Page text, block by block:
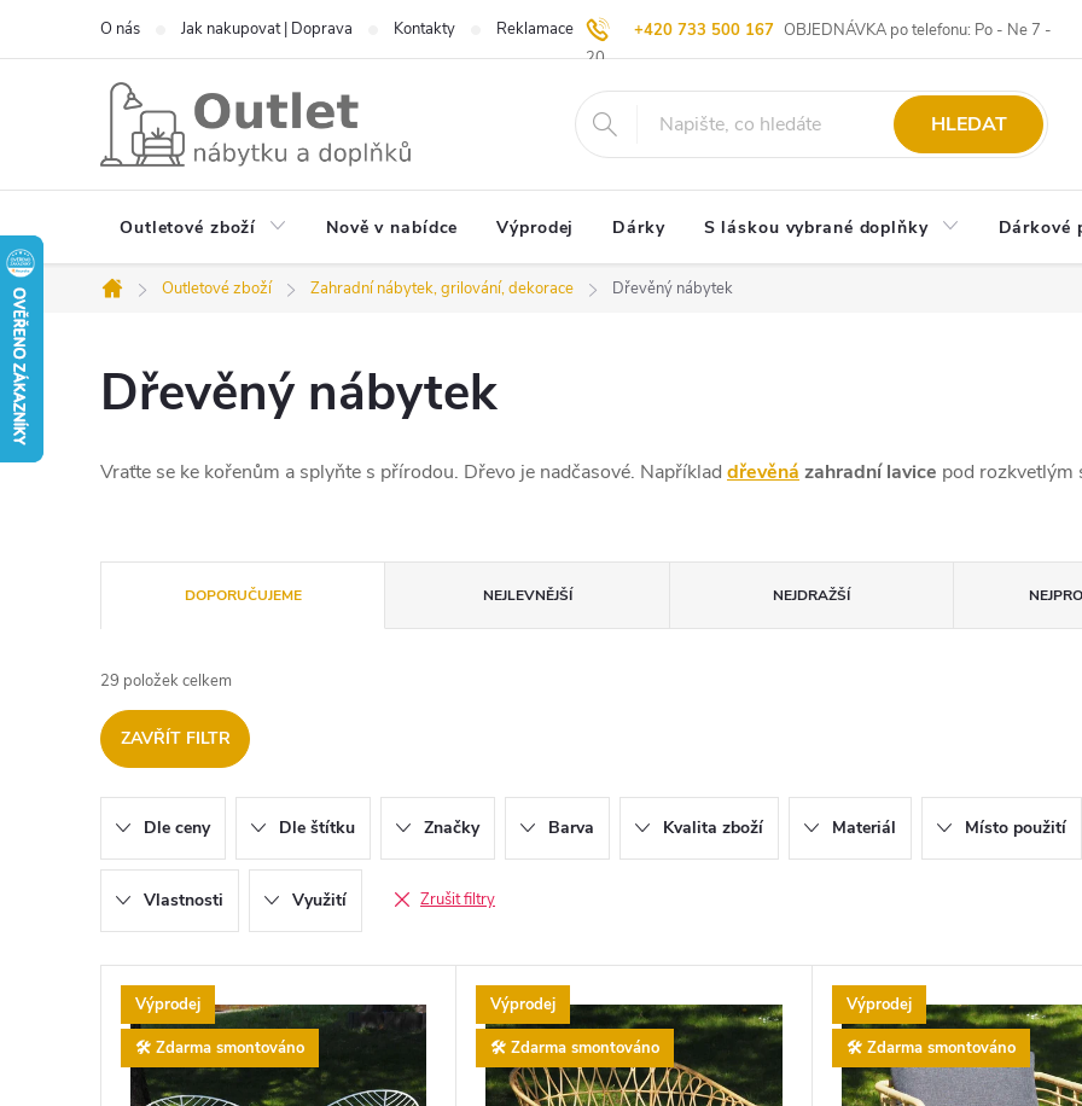
+420 733 500 167 OBJEDNÁVKA po telefonu: Po - Ne 7 -
20
O nás Jak nakupovat | Doprava Kontakty Reklamace | Vrácení zboží Blog 20 let u Starých Komisní prodej |
HLEDAT
Outletové zboží Nově v nabídce Výprodej Dárky S láskou vybrané doplňky Dárkové
Domů
Outletové zboží Zahradní nábytek, grilování, dekorace Dřevěný nábytek
Dřevěný nábytek
Vraťte se ke kořenům a splyňte s přírodou. Dřevo je nadčasové. Například dřevěná zahradní lavice pod rozkvetlým
a
z
e
n
í
p
o
DOPORUČUJEME NEJLEVNĚJŠÍ NEJDRAŽŠÍ
29 položek celkem
ZAVŘÍT FILTR
Dle ceny Dle štítku Značky Barva Kvalita zboží Materiál Místo použití
Vlastnosti Využití Zrušit filtry
V
ý
Výprodej
🛠️ Zdarma smontováno
Výprodej
🛠️ Zdarma smontováno
Výprodej
🛠️ Zdarma smontováno